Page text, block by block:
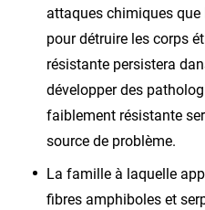
attaques chimiques
pour détruire les corps
résistante persistera
développer des
faiblement résistante
source de problème.
La famille à laquelle
fibres amphiboles et